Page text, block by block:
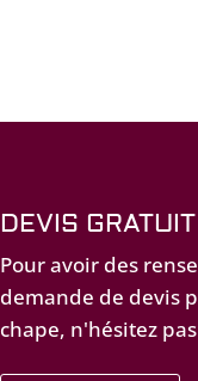
DEVIS GRATUIT
Pour avoir des
demande de devis
chape, n'hésitez